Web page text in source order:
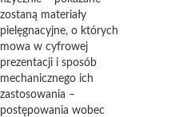
zostaną materiały
pielęgnacyjne, o których
mowa w cyfrowej
prezentacji i sposób
mechanicznego ich
zastosowania –
postępowania wobec